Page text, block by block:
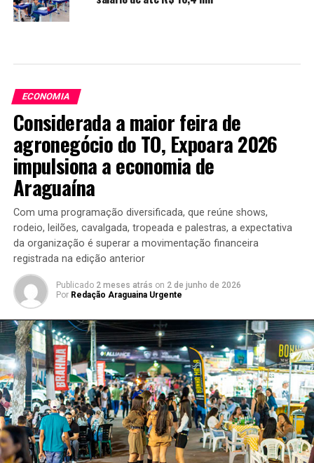
ECONOMIA
Considerada a maior feira de
agronegócio do TO, Expoara 2026
impulsiona a economia de
Araguaína
Com uma programação diversificada, que reúne shows,
rodeio, leilões, cavalgada, tropeada e palestras, a expectativa
da organização é superar a movimentação financeira
registrada na edição anterior
Publicado 2 meses atrás on 2 de junho de 2026
Por Redação Araguaina Urgente